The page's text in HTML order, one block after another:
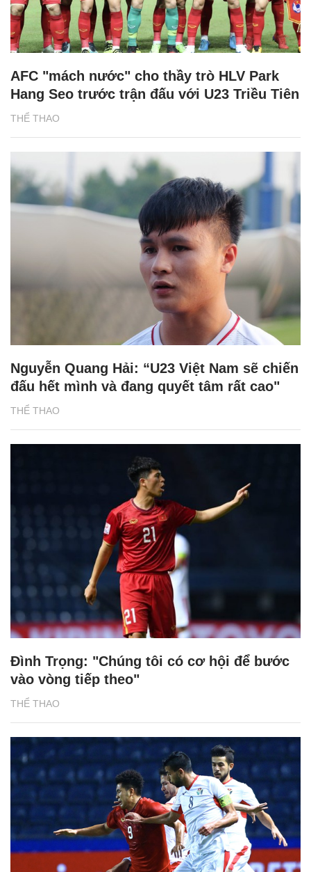
THỂ THAO
AFC "mách nước" cho thầy trò HLV Park
Hang Seo trước trận đấu với U23 Triều Tiên
THỂ THAO
Nguyễn Quang Hải: “U23 Việt Nam sẽ chiến
đấu hết mình và đang quyết tâm rất cao"
THỂ THAO
Đình Trọng: "Chúng tôi có cơ hội để bước
vào vòng tiếp theo"